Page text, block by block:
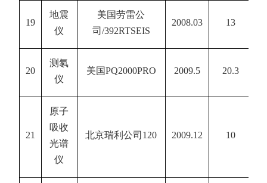
19
地震
仪
美国劳雷公
司 /392RTSEIS
2008.03 13
20
测氡
仪
美国PQ2000PRO 2009.5 20.3
21
原子
吸收
光谱
仪
北京瑞利公司 120 2009.12 10